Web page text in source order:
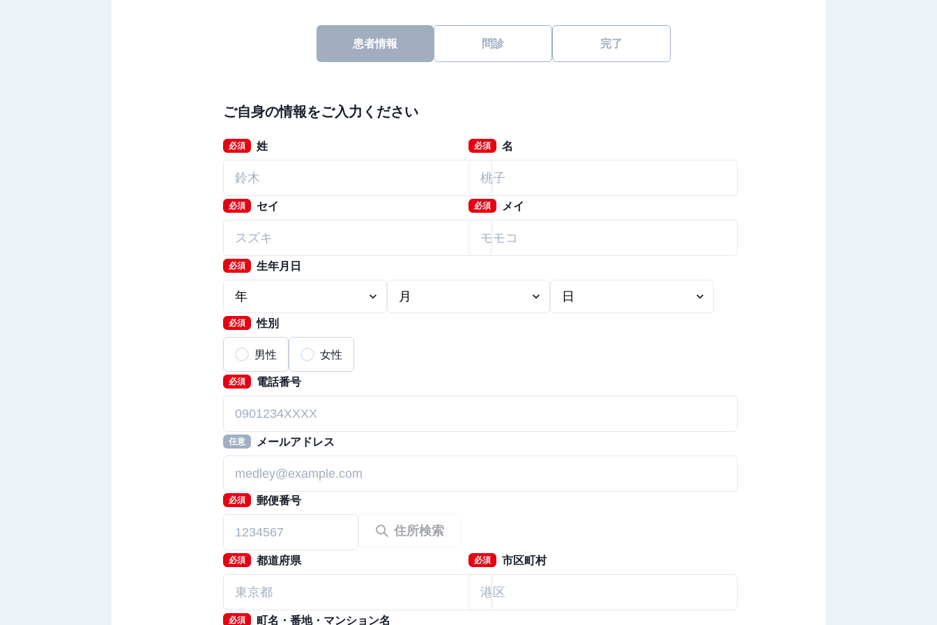
患者情報 問診 完了
ご自身の情報をご入力ください
必須 姓 必須 名
必須 セイ 必須 メイ
必須 生年月日
必須 性別
男性 女性
必須 電話番号
任意 メールアドレス
必須 郵便番号
住所検索
必須 都道府県 必須 市区町村
必須 町名・番地・マンション名